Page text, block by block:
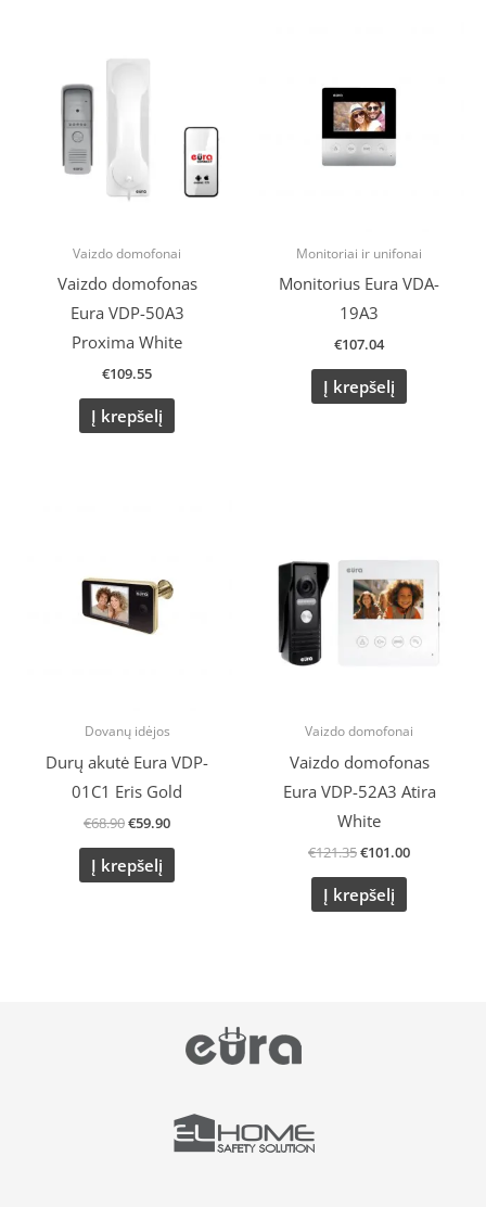
Vaizdo domofonai
Vaizdo domofonas
Eura VDP-50A3
Proxima White
€109.55
Į krepšelį
Monitoriai ir unifonai
Monitorius Eura VDA-
19A3
€107.04
Į krepšelį
Dovanų idėjos
Durų akutė Eura VDP-
01C1 Eris Gold
€68.90€59.90
Į krepšelį
Vaizdo domofonai
Vaizdo domofonas
Eura VDP-52A3 Atira
White
€121.35
€121.35.
€101.00
€101.00.
Į krepšelį